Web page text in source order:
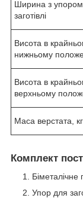
Ширина з
заготівлі
Висота в
нижньому
Висота в
верхньому
Маса верстата, кг
Комплект
Упор для